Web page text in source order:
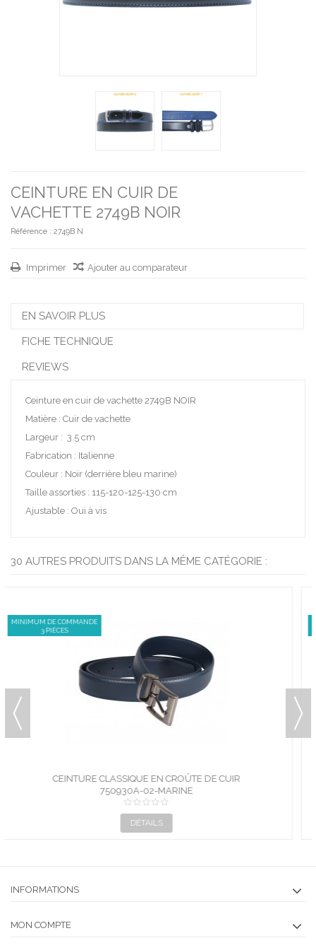
CEINTURE EN CUIR DE
VACHETTE 2749B NOIR
Référence : 2749B N
Imprimer Ajouter au comparateur
EN SAVOIR PLUS
FICHE TECHNIQUE
REVIEWS
Ceinture en cuir de vachette 2749B NOIR
Matière : Cuir de vachette
Largeur : 3.5 cm
Fabrication : Italienne
Couleur : Noir (derrière bleu marine)
Taille assorties : 115-120-125-130 cm
Ajustable : Oui à vis
30 AUTRES PRODUITS DANS LA MÊME CATÉGORIE :
MINIMUM DE COMMANDE
CEINTURE CLASSIQUE EN CROÛTE DE CUIR
750930A-02-BLANC
INFORMATIONS
MON COMPTE